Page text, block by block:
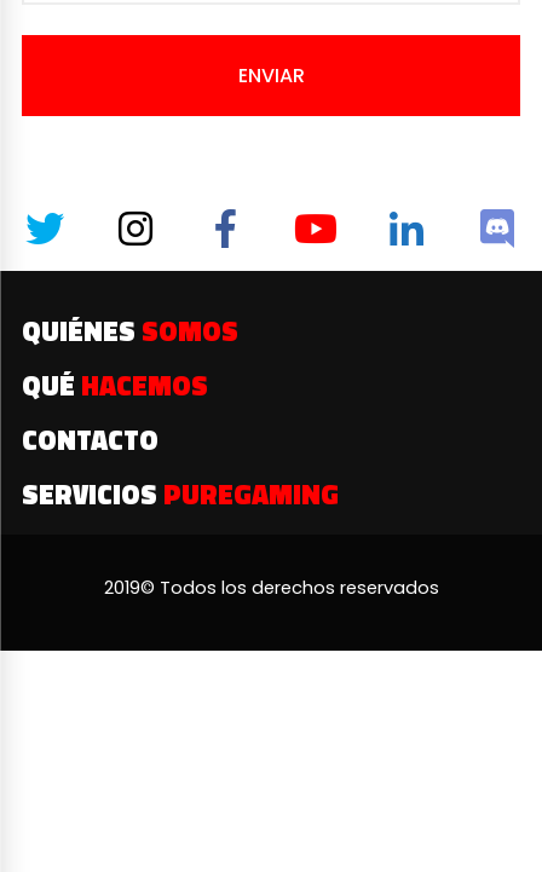
ENVIAR
QUIÉNES SOMOS
QUÉ HACEMOS
CONTACTO
SERVICIOS PUREGAMING
2019© Todos los derechos reservados